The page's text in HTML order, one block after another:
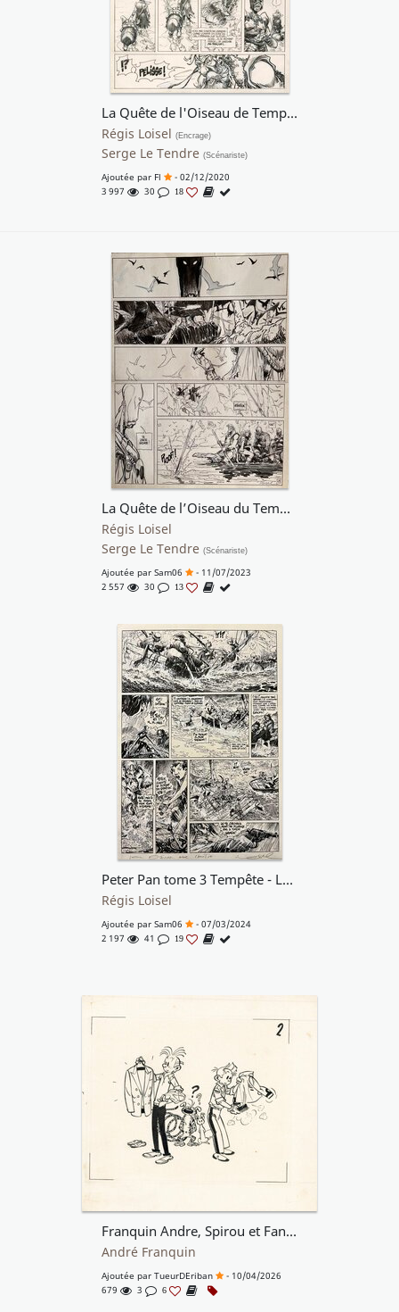
La Quête de l'Oiseau de Temps, Le Rige, planche originale 16
Régis Loisel (Encrage)
Serge Le Tendre (Scénariste)
Ajoutée par Fl
- 02/12/2020
3 997
30 18
La Quête de l’Oiseau du Temps-Le Rige-Loisel
Régis Loisel
Serge Le Tendre (Scénariste)
Ajoutée par Sam06
- 11/07/2023
2 557
30 13
Peter Pan tome 3 Tempête - Loisel- planche 31
Régis Loisel
Ajoutée par Sam06
- 07/03/2024
2 197
41 19
Franquin Andre, Spirou et Fantasio. Original nr 2 de la carte depliante ADS de 1952
André Franquin
Ajoutée par TueurDEriban
- 10/04/2026
679
3 6